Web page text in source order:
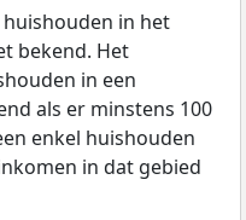
in het
bekend. Het
in een
als er minstens 100
enkel huishouden
in dat gebied